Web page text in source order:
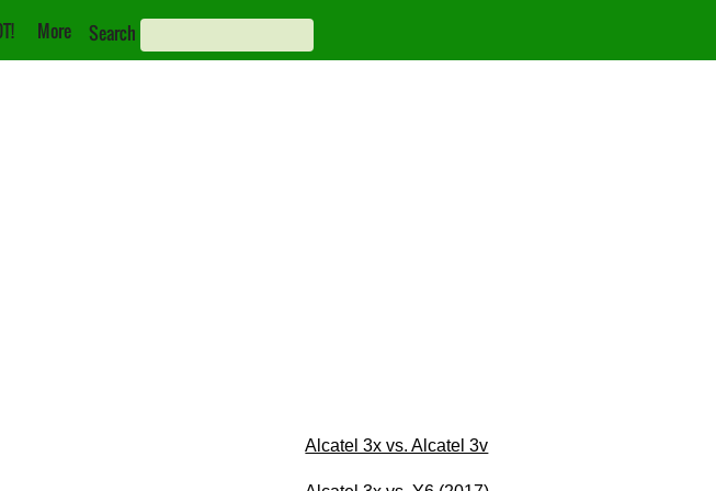
More Search
Alcatel 3x vs. Alcatel 3v